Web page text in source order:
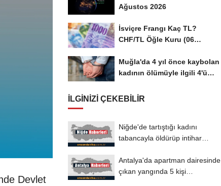
Devlet
Ağustos 2026
İsviçre Frangı Kaç TL?
CHF/TL Öğle Kuru (06
Muğla'da 4 yıl önce kaybolan
kadının ölümüyle ilgili 4'ü
İLGINIZI ÇEKEBILIR
Niğde'de tartıştığı kadını
tabancayla öldürüp intihar
Antalya'da apartman dairesinde
çıkan yangında 5 kişi